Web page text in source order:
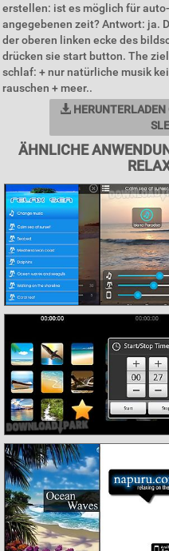
erstellen: ist es möglich für
angegebenen zeit? Antwort: ja.
der oberen linken ecke des
drücken sie start button. The
schlaf: + nur natürliche musik
rauschen + meer..
HERUNTERLADEN
ÄHNLICHE